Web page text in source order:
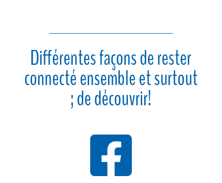
Différentes façons de rester
connecté ensemble et surtout
; de découvrir!
